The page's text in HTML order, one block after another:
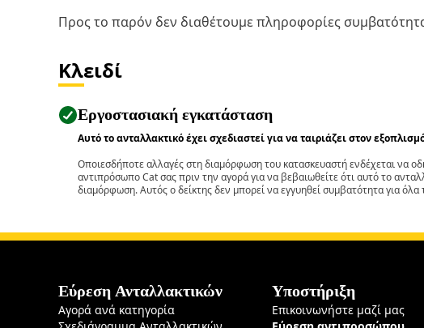
Προς το παρόν δεν διαθέτουμε πληροφορίες
Κλειδί
Εργοστασιακή εγκατάσταση
Αυτό το ανταλλακτικό έχει σχεδιαστεί για να ταιριάζει στον
Οποιεσδήποτε αλλαγές στη διαμόρφωση του κατασκευαστή ενδέχεται να
αντιπρόσωπο Cat σας πριν την αγορά για να βεβαιωθείτε ότι αυτό το
διαμόρφωση. Αυτός ο δείκτης δεν μπορεί να εγγυηθεί συμβατότητα για όλα
Εύρεση Ανταλλακτικών
Αγορά ανά κατηγορία
Υποστήριξη
Επικοινωνήστε μαζί μας